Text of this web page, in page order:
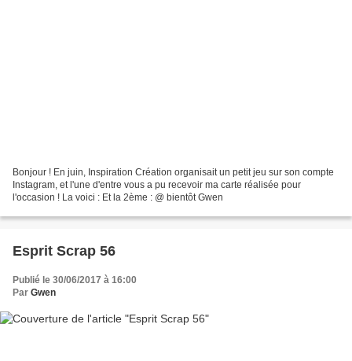
Bonjour ! En juin, Inspiration Création organisait un petit jeu sur son compte
Instagram, et l'une d'entre vous a pu recevoir ma carte réalisée pour
l'occasion ! La voici : Et la 2ème : @ bientôt Gwen
Esprit Scrap 56
Publié le 30/06/2017 à 16:00
Par Gwen